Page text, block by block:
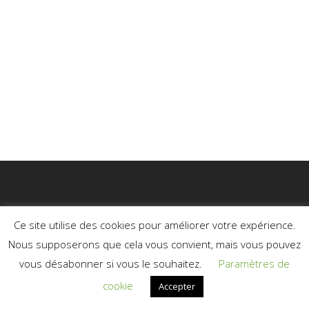
© 2026 Médium Soignante.
Ce site utilise des cookies pour améliorer votre expérience.
Nous supposerons que cela vous convient, mais vous pouvez
vous désabonner si vous le souhaitez.
Paramètres de
cookie
Accepter